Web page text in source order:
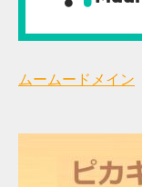
ムームードメイン